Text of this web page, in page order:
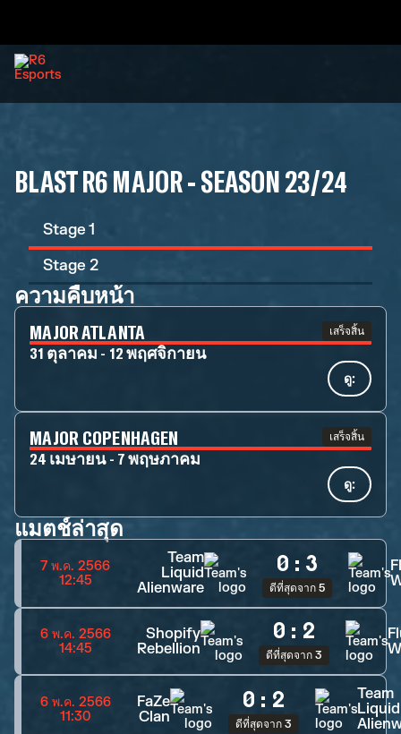
BLAST R6 MAJOR - SEASON 23/24
Stage 1
Stage 2
ความคืบหน้า
MAJOR ATLANTA เสร็จสิ้น
31 ตุลาคม - 12 พฤศจิกายน
ดู:
MAJOR COPENHAGEN เสร็จสิ้น
24 เมษายน - 7 พฤษภาคม
ดู:
แมตช์ล่าสุด
7 พ.ค. 2566
12:45
Team
Liquid
Alienware
0 : 3
ดีที่สุดจาก 5
6 พ.ค. 2566
14:45
Shopify
Rebellion
0 : 2
ดีที่สุดจาก 3
6 พ.ค. 2566
11:30
FaZe
Clan
0 : 2
ดีที่สุดจาก 3
Team
Liquid